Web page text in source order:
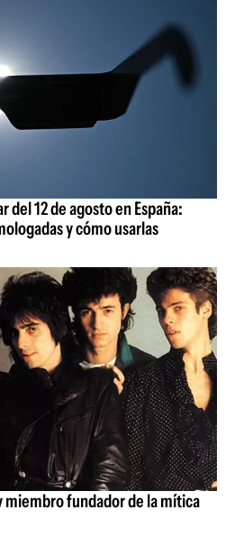
del 12 de agosto en España:
y cómo usarlas
miembro fundador de la mítica